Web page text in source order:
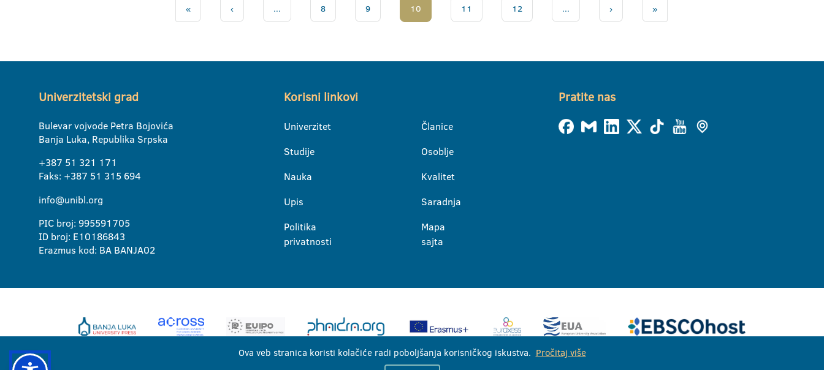
« ‹ ... 8 9 10 11 12 ... › »
Univerzitetski grad
Bulevar vojvode Petra Bojovića
Banja Luka, Republika Srpska
+387 51 321 171
Faks: +387 51 315 694
info@unibl.org
PIC broj: 995591705
ID broj: E10186843
Erazmus kod: BA BANJA02
Korisni linkovi
Univerzitet
Studije
Nauka
Upis
Politika
privatnosti
Članice
Osoblje
Kvalitet
Saradnja
Mapa
sajta
Pratite nas
Ova veb stranica koristi kolačiće radi poboljšanja korisničkog iskustva. Pročitaj više